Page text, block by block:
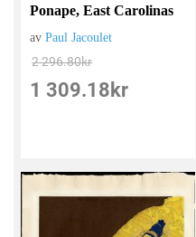
Ponape, East Carolinas
avPaul Jacoulet
2 296.80kr
1 309.18 kr